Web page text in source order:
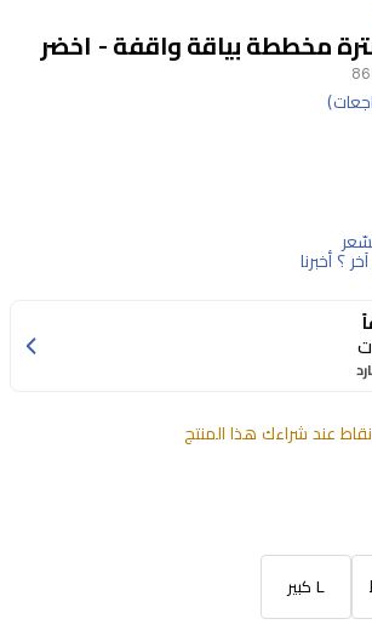
مخططة بياقة واقفة - اخضر
؟ أخبرنا
L كبير